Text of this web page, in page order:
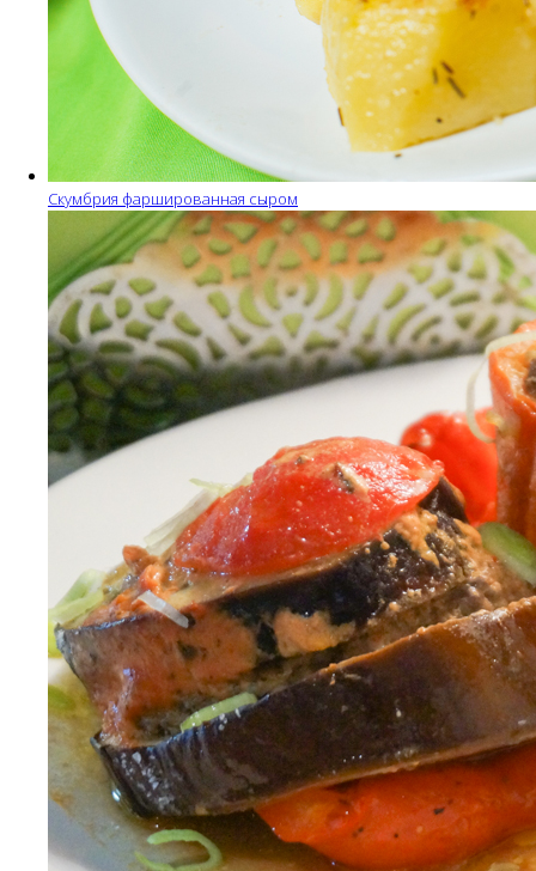
Скумбрия фаршированная сыром